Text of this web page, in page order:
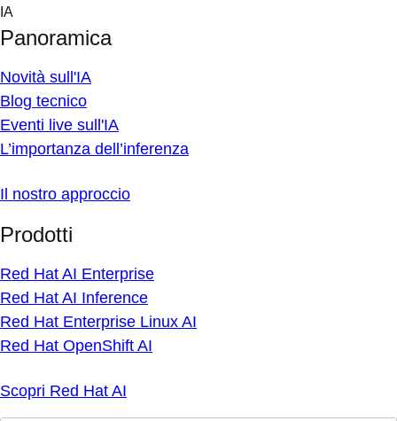
Skip
content
IA
Panoramica
Novità sull'IA
Blog tecnico
Eventi live sull'IA
L’importanza dell’inferenza
Il nostro approccio
Prodotti
Red Hat AI Enterprise
Red Hat AI Inference
Red Hat Enterprise Linux AI
Red Hat OpenShift AI
Scopri Red Hat AI